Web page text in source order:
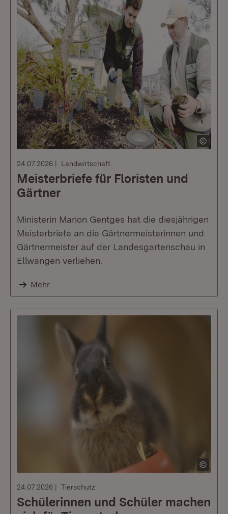
24.07.2026 Landwirtschaft
Meisterbriefe für Floristen und
Gärtner
Ministerin Marion Gentges hat die diesjährigen
Meisterbriefe an die Gärtnermeisterinnen und
Gärtnermeister auf der Landesgartenschau in
Ellwangen verliehen.
Mehr
24.07.2026 Tierschutz
Schülerinnen und Schüler machen